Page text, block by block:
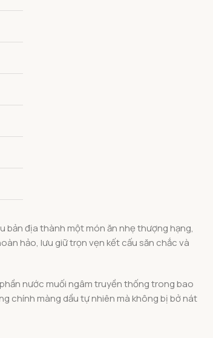
bản địa thành một món ăn nhẹ thượng hạng,
hảo, lưu giữ trọn vẹn kết cấu săn chắc và
nước muối ngâm truyền thống trong bao
chính màng dầu tự nhiên mà không bị bở nát